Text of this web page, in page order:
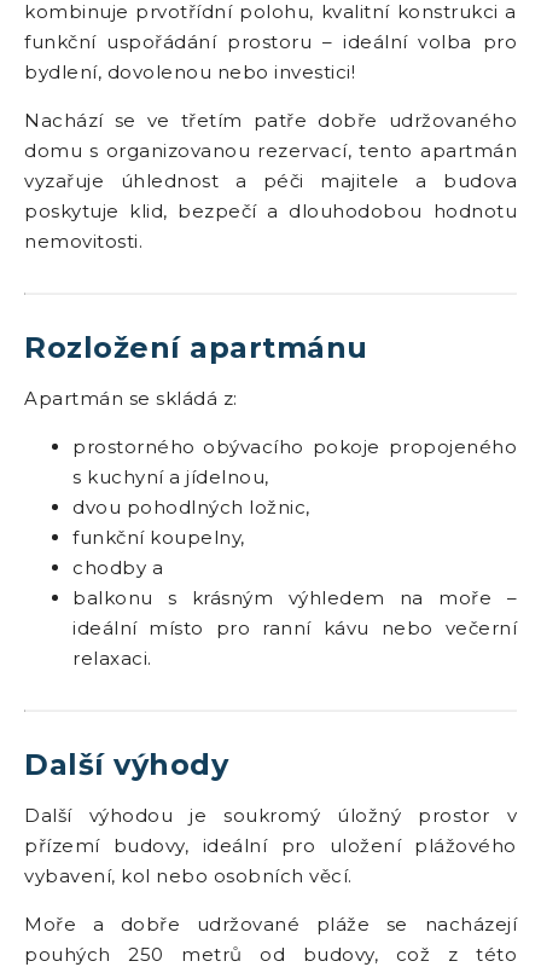
kombinuje prvotřídní polohu, kvalitní konstrukci a
funkční uspořádání prostoru – ideální volba pro
bydlení, dovolenou nebo investici!
Nachází se ve třetím patře dobře udržovaného
domu s organizovanou rezervací, tento apartmán
vyzařuje úhlednost a péči majitele a budova
poskytuje klid, bezpečí a dlouhodobou hodnotu
nemovitosti.
Rozložení apartmánu
Apartmán se skládá z:
prostorného obývacího pokoje propojeného
s kuchyní a jídelnou,
dvou pohodlných ložnic,
funkční koupelny,
chodby a
balkonu s krásným výhledem na moře –
ideální místo pro ranní kávu nebo večerní
relaxaci.
Další výhody
Další výhodou je soukromý úložný prostor v
přízemí budovy, ideální pro uložení plážového
vybavení, kol nebo osobních věcí.
Moře a dobře udržované pláže se nacházejí
pouhých 250 metrů od budovy, což z této